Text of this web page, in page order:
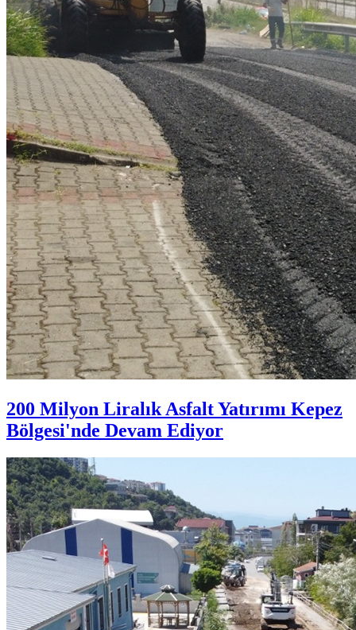
200 Milyon Liralık Asfalt Yatırımı Kepez
Bölgesi'nde Devam Ediyor